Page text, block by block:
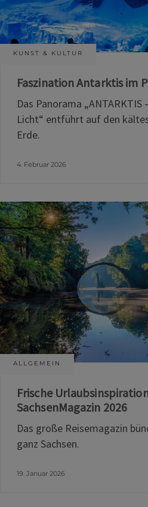
KUNST & KULTUR
Faszination Antarktis im
Das Panorama „ANTARKTIS
Licht“ entführt auf den
Erde.
4. Februar 2026
ALLGEMEIN
Frische
SachsenMagazin 2026
Das große Reisemagazin
ganz Sachsen.
19. Januar 2026